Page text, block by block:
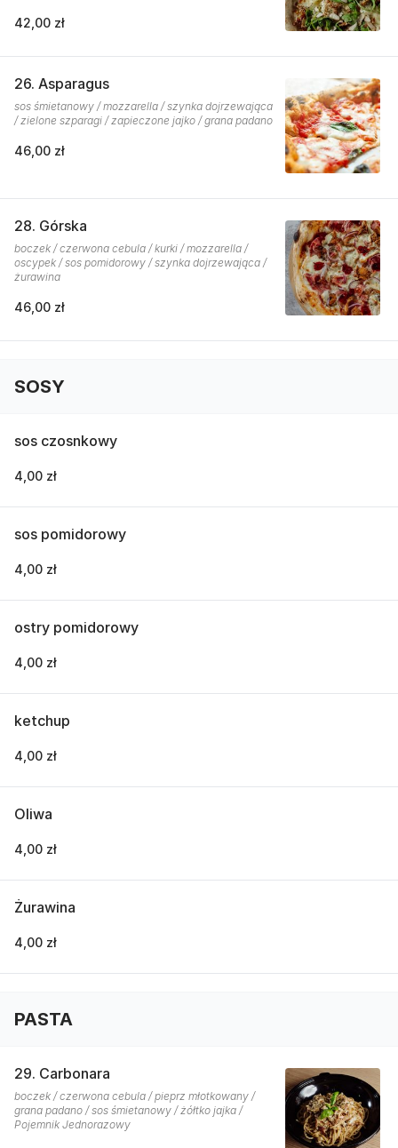
42,00 zł
26. Asparagus
sos śmietanowy / mozzarella / szynka dojrzewająca
/ zielone szparagi / zapieczone jajko / grana padano
46,00 zł
28. Górska
boczek / czerwona cebula / kurki / mozzarella /
oscypek / sos pomidorowy / szynka dojrzewająca /
żurawina
46,00 zł
SOSY
sos czosnkowy
4,00 zł
sos pomidorowy
4,00 zł
ostry pomidorowy
4,00 zł
ketchup
4,00 zł
Oliwa
4,00 zł
Żurawina
4,00 zł
PASTA
29. Carbonara
boczek / czerwona cebula / pieprz młotkowany /
grana padano / sos śmietanowy / żółtko jajka /
Pojemnik Jednorazowy